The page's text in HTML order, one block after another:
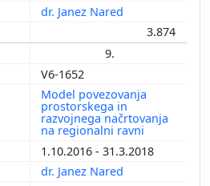
dr. Janez Nared
3.874
9.
V6-1652
Model povezovanja
prostorskega in
razvojnega načrtovanja
na regionalni ravni
1.10.2016 - 31.3.2018
dr. Janez Nared